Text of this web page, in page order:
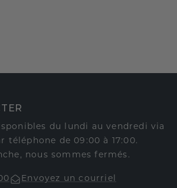
du lundi au vendredi via
téléphone de 09:00 à 17:00.
nous sommes fermés.
Envoyez un courriel